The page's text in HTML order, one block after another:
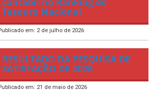
Tesouro Nacional
em: 2 de julho de 2026
RESULTADO DA PESQUISA DE
SATISFAÇÃO DE 2026
em: 21 de maio de 2026